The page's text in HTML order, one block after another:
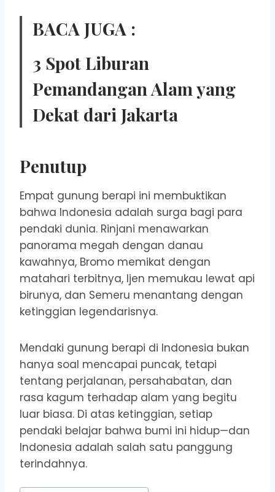
BACA JUGA :
3 Spot Liburan
Pemandangan Alam yang
Dekat dari Jakarta
Penutup
Empat gunung berapi ini membuktikan
bahwa Indonesia adalah surga bagi para
pendaki dunia. Rinjani menawarkan
panorama megah dengan danau
kawahnya, Bromo memikat dengan
matahari terbitnya, Ijen memukau lewat api
birunya, dan Semeru menantang dengan
ketinggian legendarisnya.
Mendaki gunung berapi di Indonesia bukan
hanya soal mencapai puncak, tetapi
tentang perjalanan, persahabatan, dan
rasa kagum terhadap alam yang begitu
luar biasa. Di atas ketinggian, setiap
pendaki belajar bahwa bumi ini hidup—dan
Indonesia adalah salah satu panggung
terindahnya.